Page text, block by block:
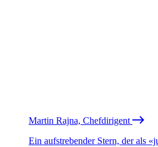
Martin Rajna, Chefdirigent
Ein aufstrebender Stern, der als